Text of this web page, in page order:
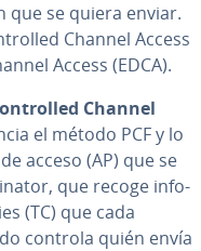
se quiera enviar.
Channel Access
Access (EDCA).
Channel
el método PCF y lo
acceso (AP) que se
que recoge in­fo­
(TC) que cada
controla quién envía